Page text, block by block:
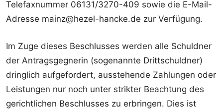
Telefaxnummer 06131/3270-409 sowie die E-Mail-
Adresse mainz@hezel-hancke.de zur Verfügung.
Im Zuge dieses Beschlusses werden alle Schuldner
der Antragsgegnerin (sogenannte Drittschuldner)
dringlich aufgefordert, ausstehende Zahlungen oder
Leistungen nur noch unter strikter Beachtung des
gerichtlichen Beschlusses zu erbringen. Dies ist